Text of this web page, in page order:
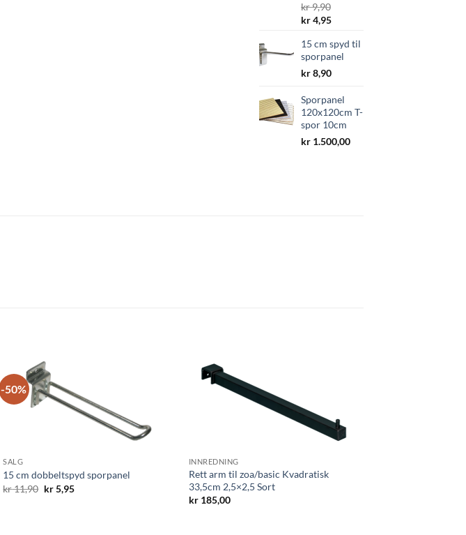
kr9,90
Opprinnelig
var:
kr 9,90.
kr4,95Nåværende
er:
kr 4,95.
15 cm spyd til
sporpanel
kr8,90
Sporpanel
120x120cm T-
spor 10cm
kr 1.500,00
-50%
SALG
15 cm dobbeltspyd sporpanel
kr11,90 Opprinnelig
kr5,95Nåværende
INNREDNING
Rett arm til zoa/basic Kvadratisk
33,5cm 2,5×2,5 Sort
kr185,00